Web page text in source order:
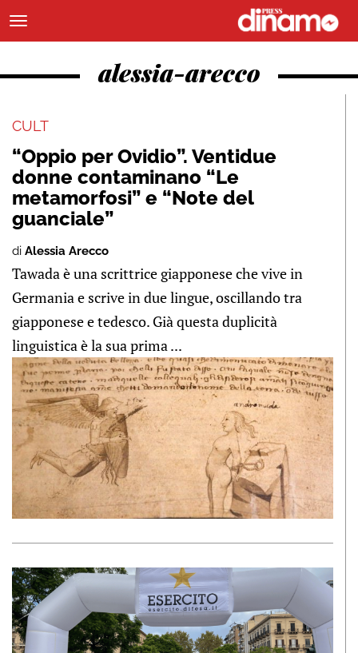
alessia-arecco
CULT
“Oppio per Ovidio”. Ventidue
donne contaminano “Le
metamorfosi” e “Note del
guanciale”
di Alessia Arecco
Tawada è una scrittrice giapponese che vive in
Germania e scrive in due lingue, oscillando tra
giapponese e tedesco. Già questa duplicità
linguistica è la sua prima ...